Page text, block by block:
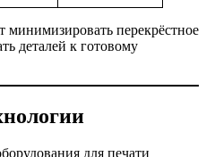
минимизировать перекрёстное
деталей к готовому
для печати